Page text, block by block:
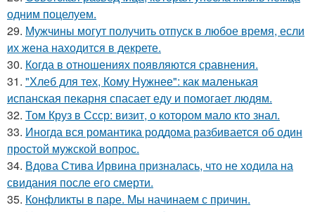
одним поцелуем.
29. Мужчины могут получить отпуск в любое время, если
их жена находится в декрете.
30. Когда в отношениях появляются сравнения.
31. "Хлеб для тех, Кому Нужнее": как маленькая
испанская пекарня спасает еду и помогает людям.
32. Том Круз в Ссср: визит, о котором мало кто знал.
33. Иногда вся романтика роддома разбивается об один
простой мужской вопрос.
34. Вдова Стива Ирвина призналась, что не ходила на
свидания после его смерти.
35. Конфликты в паре. Мы начинаем с причин.